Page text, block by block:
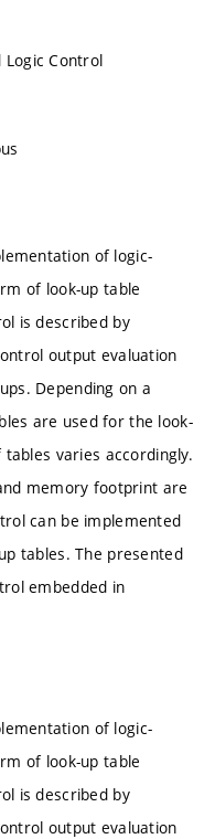
Logic Control
of logic-
of look-up table
is described by
output evaluation
Depending on a
are used for the look-
varies accordingly.
memory footprint are
can be implemented
tables. The presented
embedded in
of logic-
of look-up table
is described by
output evaluation